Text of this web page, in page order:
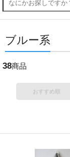
ブルー系
38商品
おすすめ順